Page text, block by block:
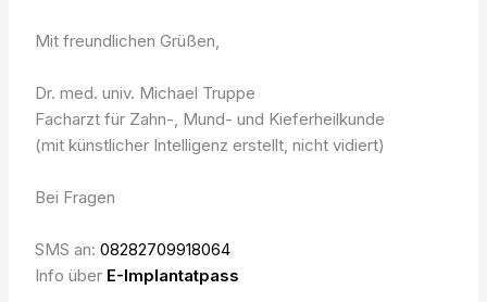
Mit freundlichen Grüßen,
Dr. med. univ. Michael Truppe
Facharzt für Zahn-, Mund- und Kieferheilkunde
(mit künstlicher Intelligenz erstellt, nicht vidiert)
Bei Fragen
SMS an:08282709918064
Info über E-Implantatpass